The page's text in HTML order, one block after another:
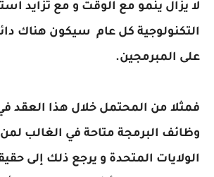
لا يزال ينمو مع الوقت و مع تزايد
التكنولوجية كل عام سيكون هناك
على المبرمجين.
فمثلا من المحتمل خلال هذا العقد
وظائف البرمجة متاحة في الغالب
الولايات المتحدة و يرجع ذلك إلى